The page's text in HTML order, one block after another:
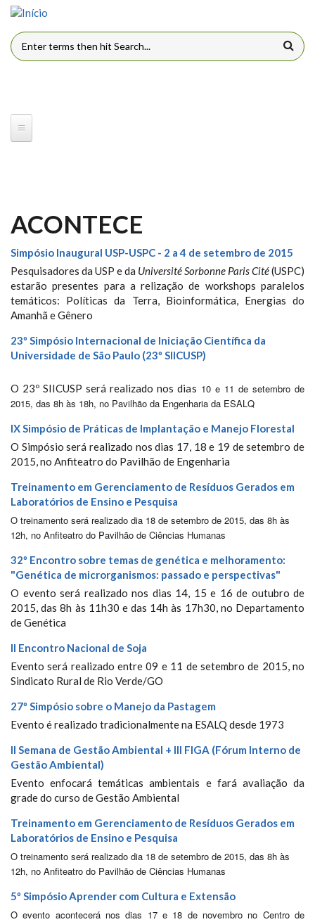
Pular para o conteúdo principal
FORMULÁRIO DE BUSCA
ACONTECE
Simpósio Inaugural USP-USPC - 2 a 4 de setembro de 2015
Pesquisadores da USP e da Université Sorbonne Paris Cité(USPC)
estarão presentes para a relização de workshops paralelos
temáticos: Políticas da Terra, Bioinformática, Energias do
Amanhã e Gênero
23º Simpósio Internacional de Iniciação Científica da
Universidade de São Paulo (23º SIICUSP)
O 23º SIICUSP será realizado nos dias 10 e 11 de setembro de
2015, das 8h às 18h, no Pavilhão da Engenharia da ESALQ
IX Simpósio de Práticas de Implantação e Manejo Florestal
O Simpósio será realizado nos dias 17, 18 e 19 de setembro de
2015, no Anfiteatro do Pavilhão de Engenharia
Treinamento em Gerenciamento de Resíduos Gerados em
Laboratórios de Ensino e Pesquisa
O treinamento será realizado dia 18 de setembro de 2015, das 8h às
12h, no Anfiteatro do Pavilhão de Ciências Humanas
32º Encontro sobre temas de genética e melhoramento:
"Genética de microrganismos: passado e perspectivas"
O evento será realizado nos dias 14, 15 e 16 de outubro de
2015, das 8h às 11h30 e das 14h às 17h30, no Departamento
de Genética
II Encontro Nacional de Soja
Evento será realizado entre 09 e 11 de setembro de 2015, no
Sindicato Rural de Rio Verde/GO
27º Simpósio sobre o Manejo da Pastagem
Evento é realizado tradicionalmente na ESALQ desde 1973
II Semana de Gestão Ambiental + III FIGA (Fórum Interno de
Gestão Ambiental)
Evento enfocará temáticas ambientais e fará avaliação da
grade do curso de Gestão Ambiental
Treinamento em Gerenciamento de Resíduos Gerados em
Laboratórios de Ensino e Pesquisa
O treinamento será realizado dia 18 de setembro de 2015, das 8h às
12h, no Anfiteatro do Pavilhão de Ciências Humanas
5º Simpósio Aprender com Cultura e Extensão
O evento acontecerá nos dias 17 e 18 de novembro no Centro de